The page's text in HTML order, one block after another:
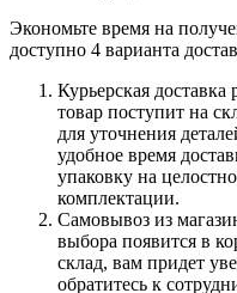
Экономьте время на
доступно 4 варианта
Курьерская доставка
товар поступит на
для уточнения
удобное время
упаковку на
комплектации.
Самовывоз из
выбора появится в
склад, вам придет
обратитесь к